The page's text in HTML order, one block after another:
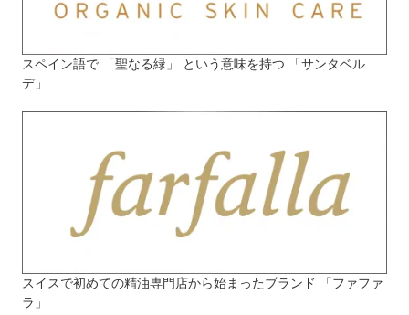
スペイン語で 「聖なる緑」 という意味を持つ 「サンタベル
デ」
スイスで初めての精油専門店から始まったブランド 「ファファ
ラ」